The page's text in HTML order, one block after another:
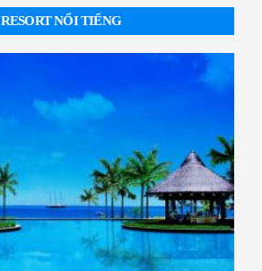
RESORT NỔI TIẾNG